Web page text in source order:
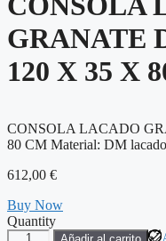
GRANATE
120 X 35 X
CONSOLA LACADO
80 CM Material: DM
612,00 €
Buy Now
Quantity
CONSOLA